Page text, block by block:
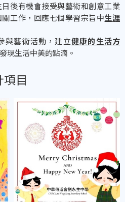
後有機會接受與藝術和創意工業
工作，回應七個學習宗旨中生涯
與藝術活動，建立健康的生活方
現生活中美的點滴。
目